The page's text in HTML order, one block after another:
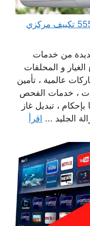
فني تكييف وتبريد الرميثية 55560390 تكييف مركزي
من خدمات
الغيار و المحلقات
عالمية ، تأمين
، خدمات الفحص
بإحكام ، تبديل غاز
الجليد ... اقرأ